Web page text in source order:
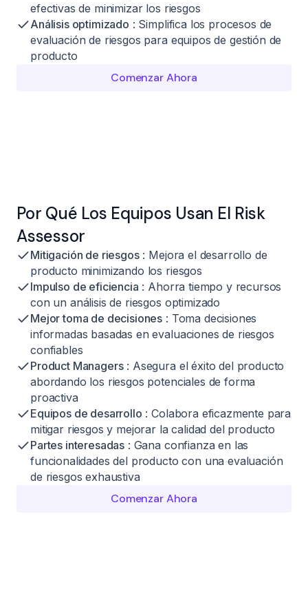
efectivas de minimizar los riesgos
Análisis optimizado : Simplifica los procesos de
evaluación de riesgos para equipos de gestión de
producto
Comenzar Ahora
Por Qué Los Equipos Usan El Risk
Assessor
Mitigación de riesgos: Mejora el desarrollo de
producto minimizando los riesgos
Impulso de eficiencia : Ahorra tiempo y recursos
con un análisis de riesgos optimizado
Mejor toma de decisiones : Toma decisiones
informadas basadas en evaluaciones de riesgos
confiables
Product Managers: Asegura el éxito del producto
abordando los riesgos potenciales de forma
proactiva
Equipos de desarrollo : Colabora eficazmente para
mitigar riesgos y mejorar la calidad del producto
Partes interesadas : Gana confianza en las
funcionalidades del producto con una evaluación
de riesgos exhaustiva
Comenzar Ahora